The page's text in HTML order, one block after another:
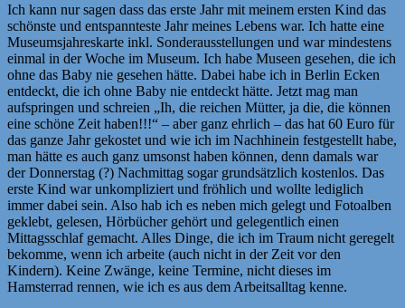
Ich kann nur sagen dass das erste Jahr mit meinem ersten Kind das
schönste und entspannteste Jahr meines Lebens war. Ich hatte eine
Museumsjahreskarte inkl. Sonderausstellungen und war mindestens
einmal in der Woche im Museum. Ich habe Museen gesehen, die ich
ohne das Baby nie gesehen hätte. Dabei habe ich in Berlin Ecken
entdeckt, die ich ohne Baby nie entdeckt hätte. Jetzt mag man
aufspringen und schreien „Ih, die reichen Mütter, ja die, die können
eine schöne Zeit haben!!!“ – aber ganz ehrlich – das hat 60 Euro für
das ganze Jahr gekostet und wie ich im Nachhinein festgestellt habe,
man hätte es auch ganz umsonst haben können, denn damals war
der Donnerstag (?) Nachmittag sogar grundsätzlich kostenlos. Das
erste Kind war unkompliziert und fröhlich und wollte lediglich
immer dabei sein. Also hab ich es neben mich gelegt und Fotoalben
geklebt, gelesen, Hörbücher gehört und gelegentlich einen
Mittagsschlaf gemacht. Alles Dinge, die ich im Traum nicht geregelt
bekomme, wenn ich arbeite (auch nicht in der Zeit vor den
Kindern). Keine Zwänge, keine Termine, nicht dieses im
Hamsterrad rennen, wie ich es aus dem Arbeitsalltag kenne.